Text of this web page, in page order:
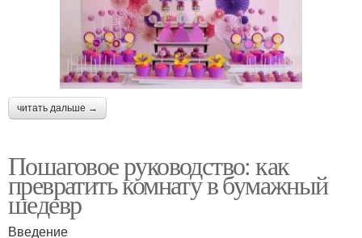
читать дальше →
Пошаговое руководство: как
превратить комнату в бумажный
шедевр
Введение